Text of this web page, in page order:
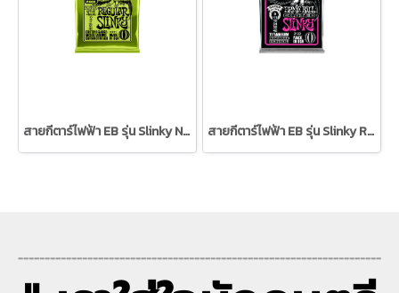
สายกีตาร์ไฟฟ้า EB รุ่น Slinky Nickel Wound (3 ชุด) 10/46 สายกีตาร์ไฟฟ้า EB รุ่น Slinky RPS Coated Titanium 09/42
--------------------------------------------------------------------